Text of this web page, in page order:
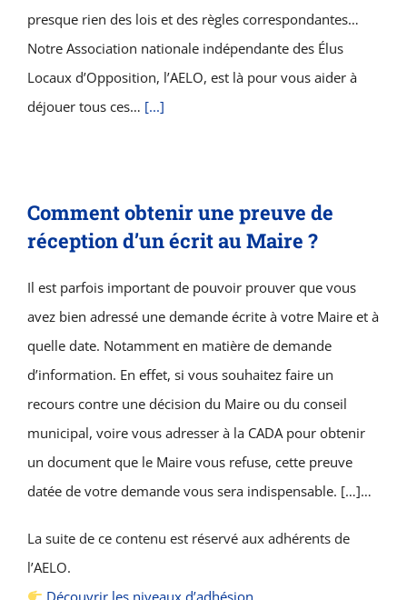
presque rien des lois et des règles correspondantes…
Notre Association nationale indépendante des Élus
Locaux d’Opposition, l’AELO, est là pour vous aider à
déjouer tous ces… [...]
Comment obtenir une preuve de
réception d’un écrit au Maire ?
Il est parfois important de pouvoir prouver que vous
avez bien adressé une demande écrite à votre Maire et à
quelle date. Notamment en matière de demande
d’information. En effet, si vous souhaitez faire un
recours contre une décision du Maire ou du conseil
municipal, voire vous adresser à la CADA pour obtenir
un document que le Maire vous refuse, cette preuve
datée de votre demande vous sera indispensable. […]…
La suite de ce contenu est réservé aux adhérents de
l’AELO.
Découvrir les niveaux d’adhésion